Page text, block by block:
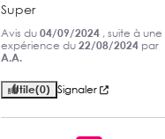
Super
Avis du 04/09/2024 , suite à une
expérience du 22/08/2024 par
A.A.
Utile(0) Signaler